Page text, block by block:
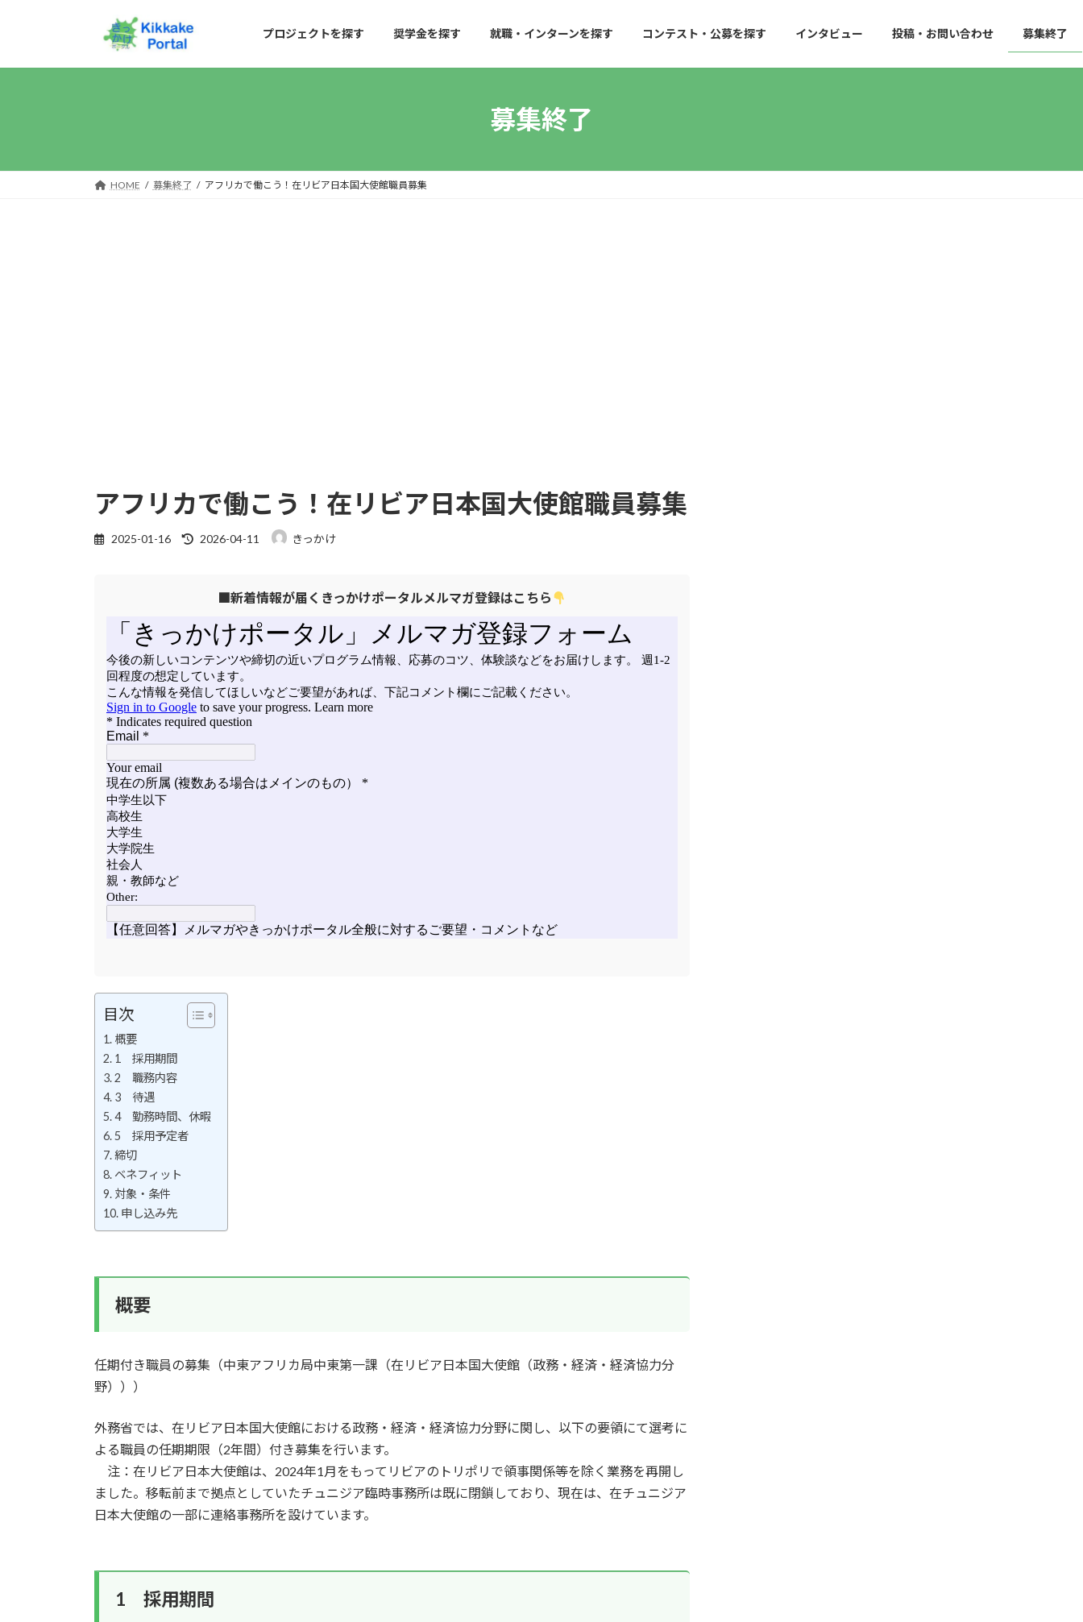
キ
に
プロジェクトを探す 奨学金を探す 就職・インターンを探す コンテスト・公募を探す インタビュー 投稿・お問い合わせ 募集終了
募集終了
HOME 募集終了 アフリカで働こう！在リビア日本国大使館職員募集
アフリカで働こう！在リビア日本国大使館職員募集
2025-01-16
最
時
:
2026-04-11 きっかけ
■新着情報が届くきっかけポータルメルマガ登録はこちら
目次
概要
1 採用期間
2 職務内容
3 待遇
4 勤務時間、休暇
5 採用予定者
締切
ベネフィット
対象・条件
申し込み先
概要
任期付き職員の募集（中東アフリカ局中東第一課（在リビア日本国大使館（政務・経済・経済協力分
野）））
外務省では、在リビア日本国大使館における政務・経済・経済協力分野に関し、以下の要領にて選考に
よる職員の任期期限（2年間）付き募集を行います。
注：在リビア日本大使館は、2024年1月をもってリビアのトリポリで領事関係等を除く業務を再開し
ました。移転前まで拠点としていたチュニジア臨時事務所は既に閉鎖しており、現在は、在チュニジア
日本大使館の一部に連絡事務所を設けています。
1 採用期間